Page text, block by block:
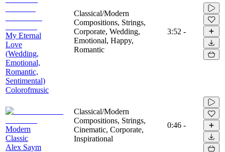
My Eternal
Love
(Wedding,
Emotional,
Romantic,
Sentimental)
Colorofmusic
Classical/Modern
Compositions, Strings,
Corporate, Wedding,
Emotional, Happy,
Romantic
3:52 -
Modern
Classic
Alex Saym
Classical/Modern
Compositions, Strings,
Cinematic, Corporate,
Inspirational
0:46 -